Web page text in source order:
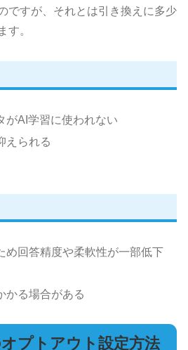
ですが、それとは引き換えに多少
す。
がAI学習に使われない
えられる
め回答精度や柔軟性が一部低下
かる場合がある
プトアウト設定方法